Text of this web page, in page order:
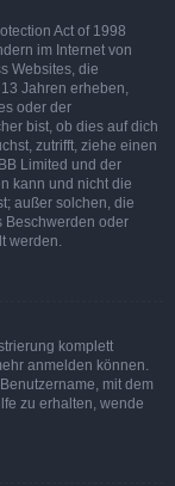
Act of 1998
im Internet von
Websites, die
Jahren erheben,
oder der
bist, ob dies auf dich
zutrifft, ziehe einen
Limited und der
kann und nicht die
außer solchen, die
Beschwerden oder
werden.
komplett
anmelden können.
mit dem
zu erhalten, wende